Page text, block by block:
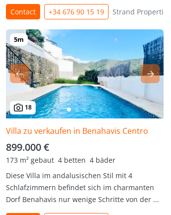
Contact +34 676 90 15 19 Strand Properties
18
Villa zu verkaufen in Benahavis Centro
899.000 €
173 m² gebaut 4 betten 4 bäder
Diese Villa im andalusischen Stil mit 4
Schlafzimmern befindet sich im charmanten
Dorf Benahavis nur wenige Schritte von der ...